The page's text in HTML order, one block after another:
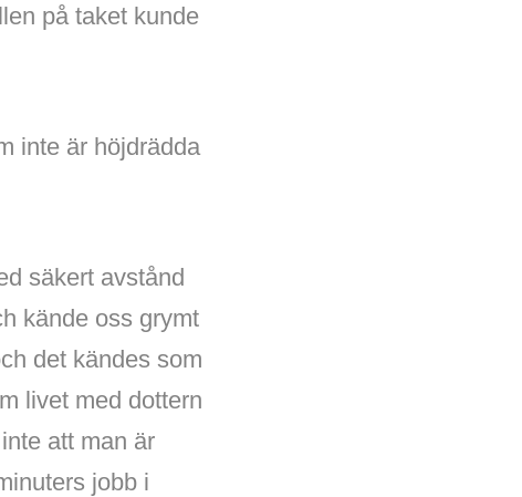
på taket kunde
inte är höjdrädda
säkert avstånd
kände oss grymt
det kändes som
livet med dottern
att man är
jobb i